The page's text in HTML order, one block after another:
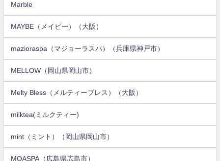
Marble
MAYBE（メイビー）（大阪）
mazioraspa（マジョーラスパ）（兵庫県神戸市）
MELLOW（岡山県岡山市）
Melty Bless（メルティーブレス）（大阪）
milktea(ミルクティー)
mint（ミント）（岡山県岡山市）
MOASPA（広島県広島市）